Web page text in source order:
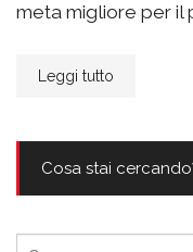
meta migliore per il
Leggi tutto
Cosa stai